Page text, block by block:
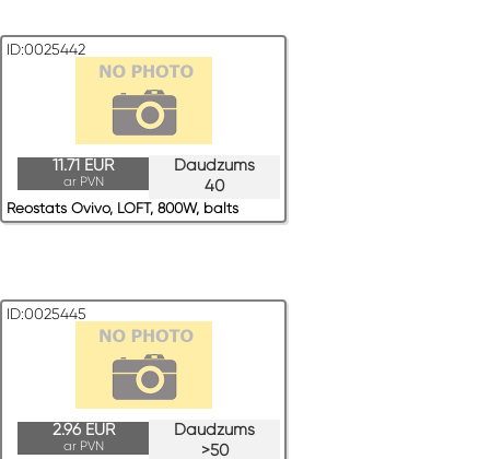
ID:0025442
Daudzums
40
11.71 EUR
ar PVN
Reostats Ovivo, LOFT, 800W, balts
ID:0025445
Daudzums
>50
2.96 EUR
ar PVN